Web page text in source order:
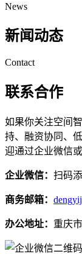
News
新闻动态
Contact
联系合作
如果你关注空间
持、融资协同、
迎通过企业微信
企业微信： 扫码
商务邮箱：
办公地址： 重庆